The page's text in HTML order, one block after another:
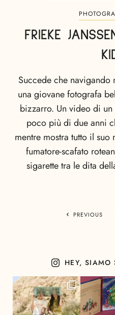
FRIEKE
Succede che navigando
una giovane fotografa
bizzarro. Un video di
poco più di due anni
mentre mostra tutto il
fumatore-scafato
sigarette tra le dita
PREVIOUS
HEY, SIAMO